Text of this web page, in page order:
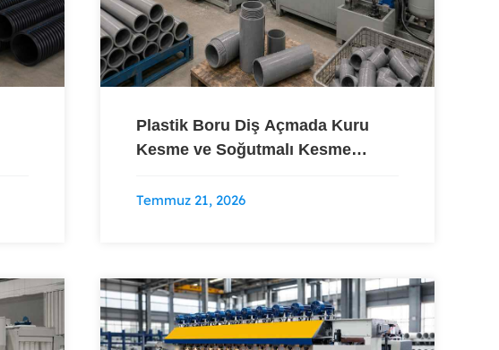
Plastik Boru Diş Açmada Kuru
Kesme ve Soğutmalı Kesme
Temmuz 21, 2026